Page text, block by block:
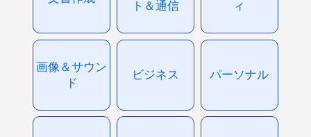
ト＆通信
ィ
画像＆サウン
ド
ビジネス パーソナル